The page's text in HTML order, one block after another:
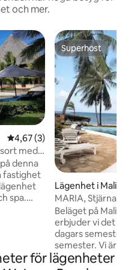
och mer.
4,67 av 5 i genomsnittligt
4,67 (3)
med
denna
fastighet
spa.
ta en
på
Superhost
Superhost
Lägenhet i Malindi
MARIA, Stjärnan
– Martin
Beläget på
erbjuder vi det
dagars semester
semester. Vi är inom Malindi stad, vilket
gör det enkelt för
för lägenheter